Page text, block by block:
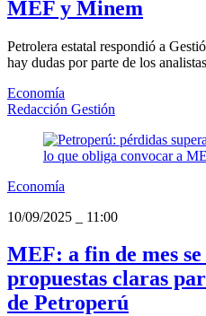
MEF y Minem
Petrolera estatal respondió a
hay dudas por parte de los
Economía
Redacción Gestión
Economía
10/09/2025
11:00
MEF: a fin de mes
propuestas claras
de Petroperú